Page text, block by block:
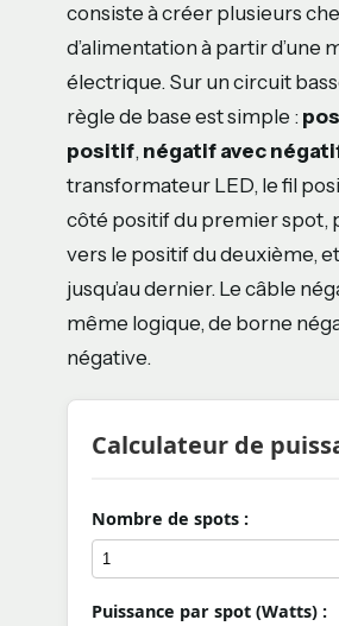
consiste à créer plusieurs
d’alimentation à partir d’une
électrique. Sur un circuit
règle de base est simple :
positif, négatif avec
transformateur LED, le fil
côté positif du premier spot,
vers le positif du deuxième,
jusqu’au dernier. Le câble
même logique, de borne
négative.
Calculateur de
Nombre de spots :
Puissance par spot (Watts) :